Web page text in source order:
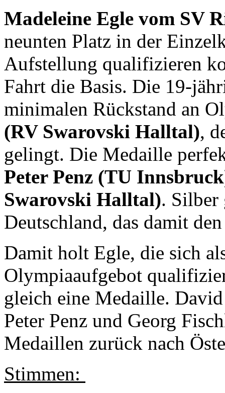
Madeleine Egle vom SV
neunten Platz in der
Aufstellung qualifizieren
Fahrt die Basis. Die 19-
minimalen Rückstand an
(RV Swarovski Halltal),
gelingt. Die Medaille
Peter Penz (TU
Swarovski Halltal). Silber
Deutschland, das damit
Damit holt Egle, die sich
Olympiaaufgebot
gleich eine Medaille.
Peter Penz und Georg
Medaillen zurück nach
Stimmen: